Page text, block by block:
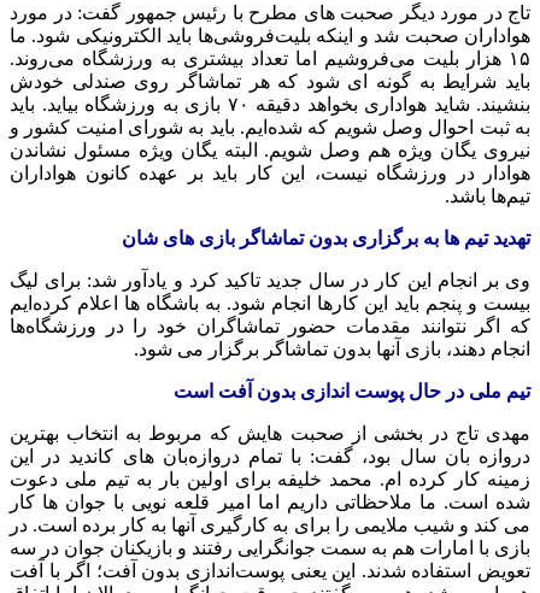
تاج در مورد دیگر صحبت های مطرح با رئیس جمهور گفت: در مورد
هواداران صحبت شد و اینکه بلیت‌فروشی‌ها باید الکترونیکی شود. ما
۱۵ هزار بلیت می‌فروشیم اما تعداد بیشتری به ورزشگاه می‌روند.
باید شرایط به گونه ای شود که هر تماشاگر روی صندلی خودش
بنشیند. شاید هواداری بخواهد دقیقه ۷۰ بازی به ورزشگاه بیاید. باید
به ثبت احوال وصل شویم که شده‌ایم. باید به شورای امنیت کشور و
نیروی یگان ویژه هم وصل شویم. البته یگان ویژه مسئول نشاندن
هوادار در ورزشگاه نیست، این کار باید بر عهده کانون هواداران
تیم‌ها باشد.
تهدید تیم ها به برگزاری بدون تماشاگر بازی های شان
وی بر انجام این کار در سال جدید تاکید کرد و یادآور شد: برای لیگ
بیست و پنجم باید این کارها انجام شود. به باشگاه ها اعلام کرده‌ایم
که اگر نتوانند مقدمات حضور تماشاگران خود را در ورزشگاه‌ها
انجام دهند، بازی‌ آنها بدون تماشاگر برگزار می‌ شود.
تیم ملی در حال پوست اندازی بدون آفت است
مهدی تاج در بخشی از صحبت هایش که مربوط به انتخاب بهترین
دروازه بان سال بود، گفت: با تمام دروازه‌بان‌ های کاندید در این
زمینه کار کرده ام. محمد خلیفه برای اولین بار به تیم ملی دعوت
شده است. ما ملاحظاتی داریم اما امیر قلعه‌ نویی با جوان ها کار
می کند و شیب ملایمی را برای به کارگیری آنها به کار برده است. در
بازی با امارات هم به سمت جوانگرایی رفتند و بازیکنان جوان در سه
تعویض استفاده شدند. این یعنی پوست‌اندازی بدون آفت؛ اگر با آفت